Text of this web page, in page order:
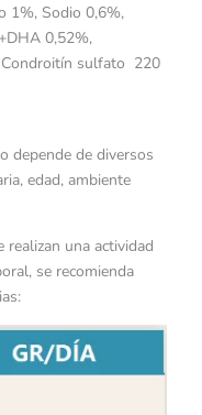
1%, Sodio 0,6%,
0,52%,
sulfato 220
depende de diversos
edad, ambiente
realizan una actividad
se recomienda